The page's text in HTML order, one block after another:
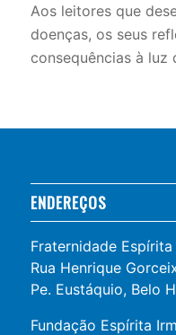
Aos leitores que
doenças, os seus
consequências à luz
ENDEREÇOS
Fraternidade
Rua Henrique
Pe. Eustáquio, Belo
Fundação Espírita